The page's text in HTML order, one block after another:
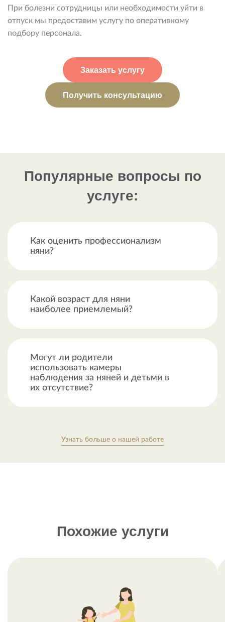
При болезни сотрудницы или необходимости уйти в
отпуск мы предоставим услугу по оперативному
подбору персонала.
Заказать услугу
Получить консультацию
Популярные вопросы по
услуге:
Как оценить профессионализм
няни?
Какой возраст для няни
наиболее приемлемый?
Могут ли родители
использовать камеры
наблюдения за няней и детьми в
их отсутствие?
Узнать больше о нашей работе
Похожие услуги